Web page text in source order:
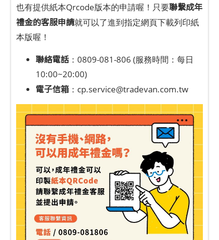
也有提供紙本Qrcode版本的申請喔！只要聯繫成年
禮金的客服申請就可以了進到指定網頁下載列印紙
本版喔！
聯絡電話 ：0809-081-806 (服務時間：每日
10:00~20:00)
電子信箱 ： cp.service@tradevan.com.tw